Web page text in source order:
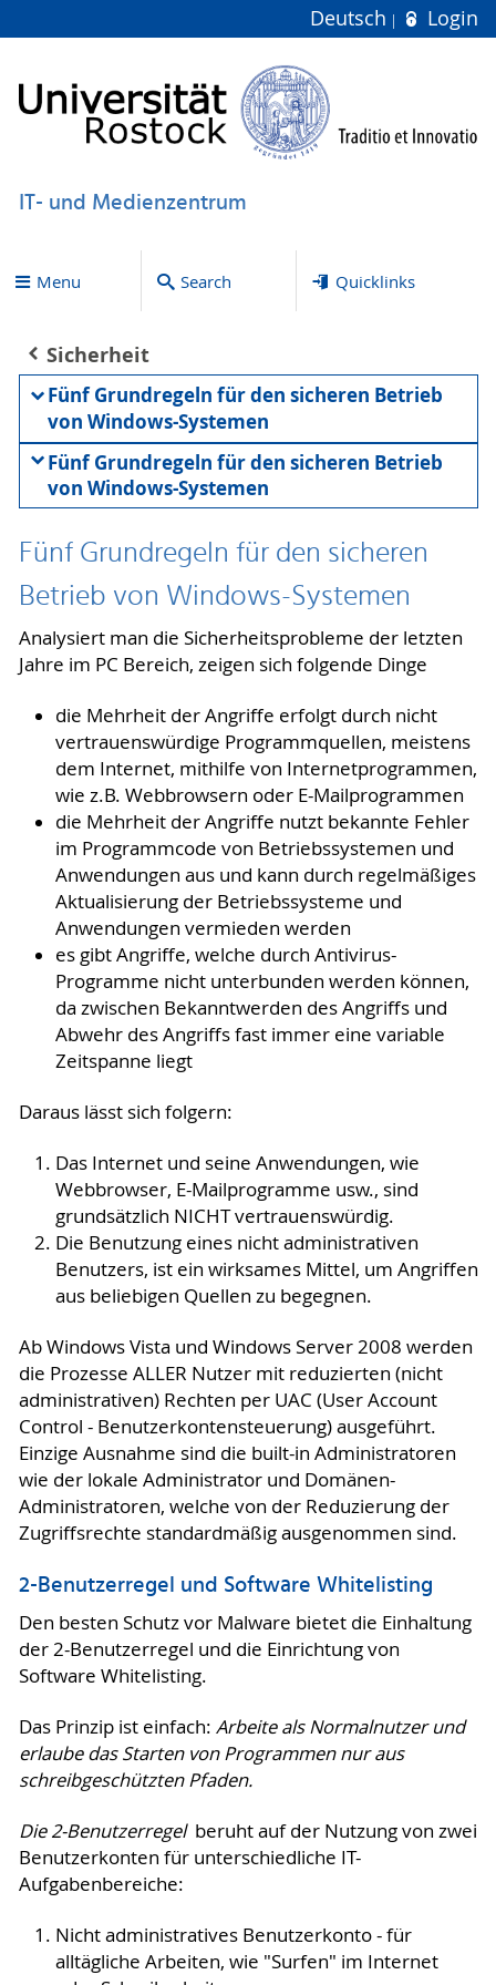
Deutsch Login
IT- und Medienzentrum
Menu Search Quicklinks
Sicherheit
Fünf Grundregeln für den sicheren Betrieb
von Windows-Systemen
Fünf Grundregeln für den sicheren Betrieb
von Windows-Systemen
Fünf Grundregeln für den sicheren
Betrieb von Windows-Systemen
Analysiert man die Sicherheitsprobleme der letzten
Jahre im PC Bereich, zeigen sich folgende Dinge
die Mehrheit der Angriffe erfolgt durch nicht
vertrauenswürdige Programmquellen, meistens
dem Internet, mithilfe von Internetprogrammen,
wie z.B. Webbrowsern oder E-Mailprogrammen
die Mehrheit der Angriffe nutzt bekannte Fehler
im Programmcode von Betriebssystemen und
Anwendungen aus und kann durch regelmäßiges
Aktualisierung der Betriebssysteme und
Anwendungen vermieden werden
es gibt Angriffe, welche durch Antivirus-
Programme nicht unterbunden werden können,
da zwischen Bekanntwerden des Angriffs und
Abwehr des Angriffs fast immer eine variable
Zeitspanne liegt
Daraus lässt sich folgern:
Das Internet und seine Anwendungen, wie
Webbrowser, E-Mailprogramme usw., sind
grundsätzlich NICHT vertrauenswürdig.
Die Benutzung eines nicht administrativen
Benutzers, ist ein wirksames Mittel, um Angriffen
aus beliebigen Quellen zu begegnen.
Ab Windows Vista und Windows Server 2008 werden
die Prozesse ALLER Nutzer mit reduzierten (nicht
administrativen) Rechten per UAC (User Account
Control - Benutzerkontensteuerung) ausgeführt.
Einzige Ausnahme sind die built-in Administratoren
wie der lokale Administrator und Domänen-
Administratoren, welche von der Reduzierung der
Zugriffsrechte standardmäßig ausgenommen sind.
2-Benutzerregel und Software Whitelisting
Den besten Schutz vor Malware bietet die Einhaltung
der 2-Benutzerregel und die Einrichtung von
Software Whitelisting.
Das Prinzip ist einfach: Arbeite als Normalnutzer und
erlaube das Starten von Programmen nur aus
schreibgeschützten Pfaden.
Die 2-Benutzerregelberuht auf der Nutzung von zwei
Benutzerkonten für unterschiedliche IT-
Aufgabenbereiche:
Nicht administratives Benutzerkonto - für
alltägliche Arbeiten, wie "Surfen" im Internet